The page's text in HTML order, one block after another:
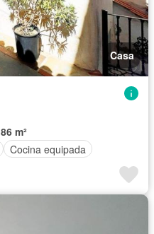
Casa
86 m²
Cocina equipada